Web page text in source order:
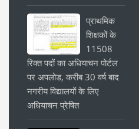
प्राथमिक
शिक्षकों के
11508
रिक्त पदों का अधियाचन पोर्टल
पर अपलोड, करीब 30 वर्ष बाद
नगरीय विद्यालयों के लिए
अधियाचन प्रेषित